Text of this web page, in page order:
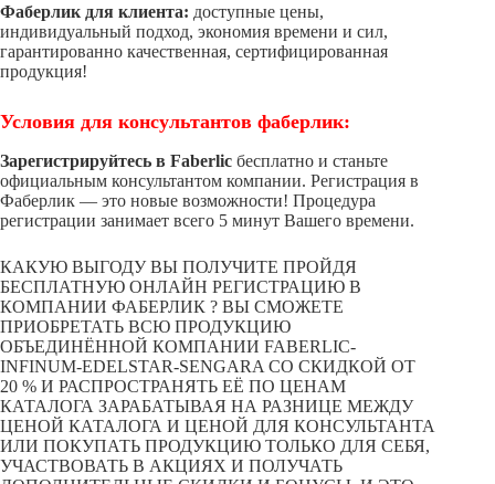
Фаберлик для клиента: доступные цены,
индивидуальный подход, экономия времени и сил,
гарантированно качественная, сертифицированная
продукция!
Условия для консультантов фаберлик:
Зарегистрируйтесь в Faberlic бесплатно и станьте
официальным консультантом компании. Регистрация в
Фаберлик — это новые возможности! Процедура
регистрации занимает всего 5 минут Вашего времени.
КАКУЮ ВЫГОДУ ВЫ ПОЛУЧИТЕ ПРОЙДЯ
БЕСПЛАТНУЮ ОНЛАЙН РЕГИСТРАЦИЮ В
КОМПАНИИ ФАБЕРЛИК ? ВЫ СМОЖЕТЕ
ПРИОБРЕТАТЬ ВСЮ ПРОДУКЦИЮ
ОБЪЕДИНЁННОЙ КОМПАНИИ FABERLIC-
INFINUM-EDELSTAR-SENGARA СО СКИДКОЙ ОТ
20 % И РАСПРОСТРАНЯТЬ ЕЁ ПО ЦЕНАМ
КАТАЛОГА ЗАРАБАТЫВАЯ НА РАЗНИЦЕ МЕЖДУ
ЦЕНОЙ КАТАЛОГА И ЦЕНОЙ ДЛЯ КОНСУЛЬТАНТА
ИЛИ ПОКУПАТЬ ПРОДУКЦИЮ ТОЛЬКО ДЛЯ СЕБЯ,
УЧАСТВОВАТЬ В АКЦИЯХ И ПОЛУЧАТЬ